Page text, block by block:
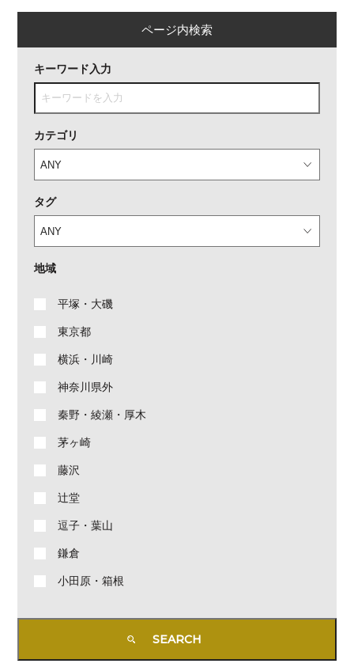
ページ内検索
キーワード入力
カテゴリ
タグ
地域
平塚・大磯
東京都
横浜・川崎
神奈川県外
秦野・綾瀬・厚木
茅ヶ崎
藤沢
辻堂
逗子・葉山
鎌倉
小田原・箱根